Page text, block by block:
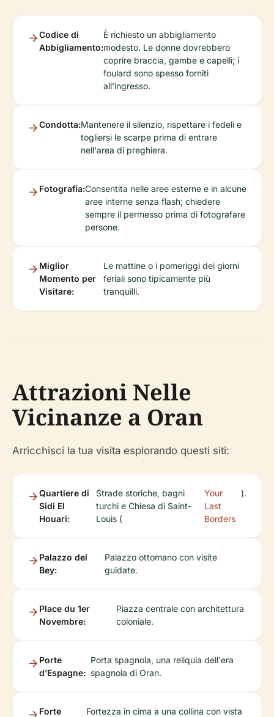
Codice di
Abbigliamento:
È richiesto un abbigliamento
modesto. Le donne dovrebbero
coprire braccia, gambe e capelli; i
foulard sono spesso forniti
all'ingresso.
Condotta:Mantenere il silenzio, rispettare i fedeli e
togliersi le scarpe prima di entrare
nell'area di preghiera.
Fotografia:Consentita nelle aree esterne e in alcune
aree interne senza flash; chiedere
sempre il permesso prima di fotografare
persone.
Miglior
Momento per
Visitare:
Le mattine o i pomeriggi dei giorni
feriali sono tipicamente più
tranquilli.
Attrazioni Nelle
Vicinanze a Oran
Arricchisci la tua visita esplorando questi siti:
Quartiere di
Sidi El
Houari:
Strade storiche, bagni
turchi e Chiesa di Saint-
Louis (
Your
Last
Borders
).
Palazzo del
Bey:
Palazzo ottomano con visite
guidate.
Place du 1er
Novembre:
Piazza centrale con architettura
coloniale.
Porte
d’Espagne:
Porta spagnola, una reliquia dell'era
spagnola di Oran.
Forte Fortezza in cima a una collina con vista